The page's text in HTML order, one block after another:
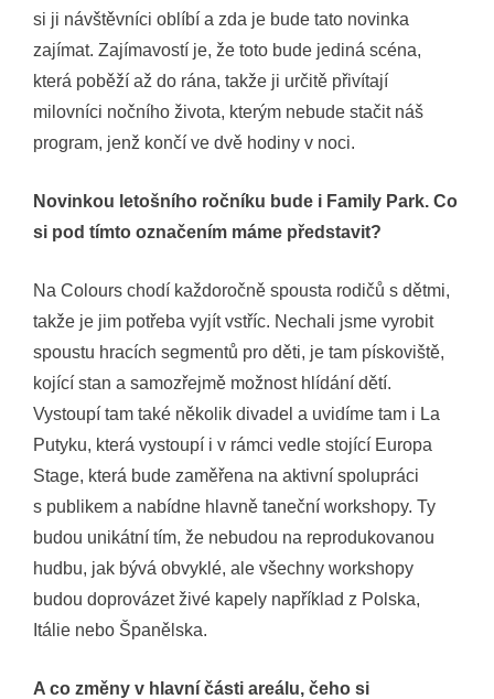
si ji návštěvníci oblíbí a zda je bude tato novinka
zajímat. Zajímavostí je, že toto bude jediná scéna,
která poběží až do rána, takže ji určitě přivítají
milovníci nočního života, kterým nebude stačit náš
program, jenž končí ve dvě hodiny v noci.
Novinkou letošního ročníku bude i Family Park. Co
si pod tímto označením máme představit?
Na Colours chodí každoročně spousta rodičů s dětmi,
takže je jim potřeba vyjít vstříc. Nechali jsme vyrobit
spoustu hracích segmentů pro děti, je tam pískoviště,
kojící stan a samozřejmě možnost hlídání dětí.
Vystoupí tam také několik divadel a uvidíme tam i La
Putyku, která vystoupí i v rámci vedle stojící Europa
Stage, která bude zaměřena na aktivní spolupráci
s publikem a nabídne hlavně taneční workshopy. Ty
budou unikátní tím, že nebudou na reprodukovanou
hudbu, jak bývá obvyklé, ale všechny workshopy
budou doprovázet živé kapely například z Polska,
Itálie nebo Španělska.
A co změny v hlavní části areálu, čeho si